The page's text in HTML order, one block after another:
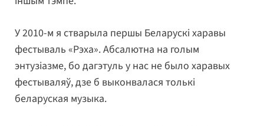
У 2010-м я стварыла першы Беларускі харавы
фестываль «Рэха». Абсалютна на голым
энтузіазме, бо дагэтуль у нас не было харавых
фестываляў, дзе б выконвалася толькі
беларуская музыка.